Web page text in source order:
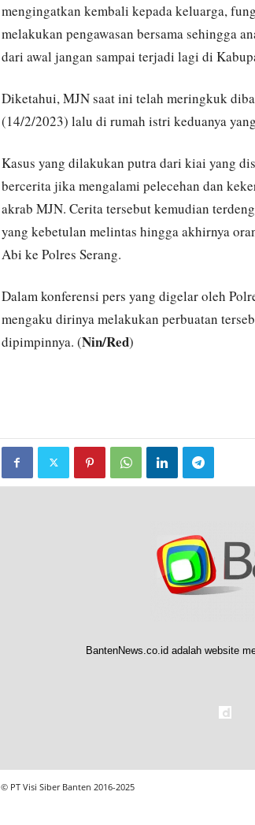
mengingatkan kembali kepada keluarga,
melakukan pengawasan bersama sehingga
dari awal jangan sampai terjadi lagi di
Diketahui, MJN saat ini telah meringkuk
(14/2/2023) lalu di rumah istri keduanya
Kasus yang dilakukan putra dari kiai yang
bercerita jika mengalami pelecehan dan
akrab MJN. Cerita tersebut kemudian
yang kebetulan melintas hingga akhirnya
Abi ke Polres Serang.
Dalam konferensi pers yang digelar oleh
mengaku dirinya melakukan perbuatan
dipimpinnya. (Nin/Red)
BantenNews.co.id adalah website
© PT Visi Siber Banten 2016-2025